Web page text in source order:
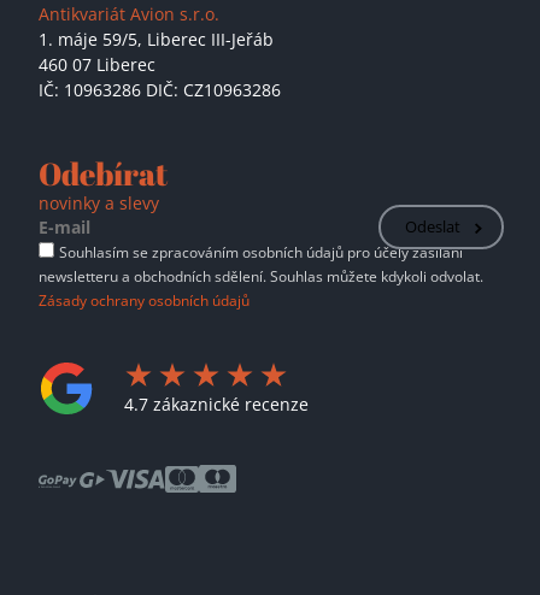
Antikvariát Avion s.r.o.
1. máje 59/5, Liberec III-Jeřáb
460 07 Liberec
IČ: 10963286 DIČ: CZ10963286
Odebírat
novinky a slevy
Odeslat
Souhlasím se zpracováním osobních údajů pro účely zasílání
newsletteru a obchodních sdělení. Souhlas můžete kdykoli odvolat.
Zásady ochrany osobních údajů
4.7 zákaznické recenze